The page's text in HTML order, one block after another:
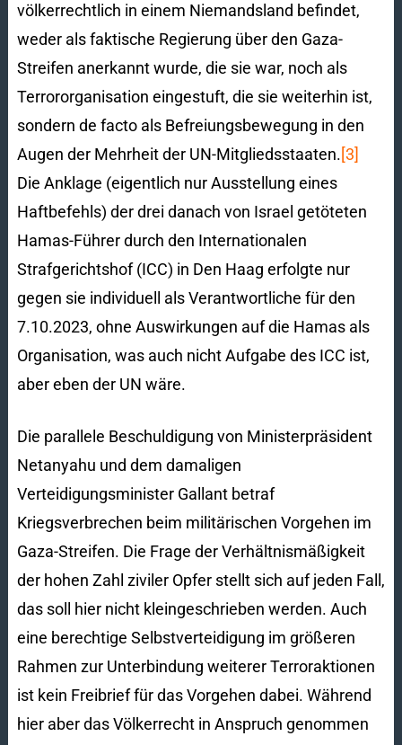
völkerrechtlich in einem Niemandsland befindet,
weder als faktische Regierung über den Gaza-
Streifen anerkannt wurde, die sie war, noch als
Terrororganisation eingestuft, die sie weiterhin ist,
sondern de facto als Befreiungsbewegung in den
Augen der Mehrheit der UN-Mitgliedsstaaten.[3]
Die Anklage (eigentlich nur Ausstellung eines
Haftbefehls) der drei danach von Israel getöteten
Hamas-Führer durch den Internationalen
Strafgerichtshof (ICC) in Den Haag erfolgte nur
gegen sie individuell als Verantwortliche für den
7.10.2023, ohne Auswirkungen auf die Hamas als
Organisation, was auch nicht Aufgabe des ICC ist,
aber eben der UN wäre.
Die parallele Beschuldigung von Ministerpräsident
Netanyahu und dem damaligen
Verteidigungsminister Gallant betraf
Kriegsverbrechen beim militärischen Vorgehen im
Gaza-Streifen. Die Frage der Verhältnismäßigkeit
der hohen Zahl ziviler Opfer stellt sich auf jeden Fall,
das soll hier nicht kleingeschrieben werden. Auch
eine berechtige Selbstverteidigung im größeren
Rahmen zur Unterbindung weiterer Terroraktionen
ist kein Freibrief für das Vorgehen dabei. Während
hier aber das Völkerrecht in Anspruch genommen